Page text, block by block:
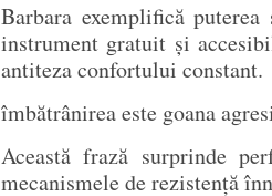
Barbara exemplifică
instrument gratuit și
antiteza confortului constant.
îmbătrânirea este goana
Această frază surprinde
mecanismele de rezistență